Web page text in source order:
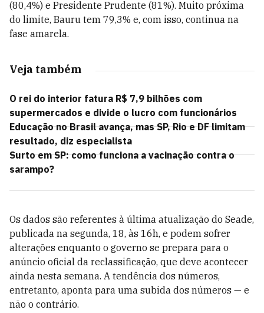
(80,4%) e Presidente Prudente (81%). Muito próxima
do limite, Bauru tem 79,3% e, com isso, continua na
fase amarela.
Veja também
O rei do interior fatura R$ 7,9 bilhões com
supermercados e divide o lucro com funcionários
Educação no Brasil avança, mas SP, Rio e DF limitam
resultado, diz especialista
Surto em SP: como funciona a vacinação contra o
sarampo?
Os dados são referentes à última atualização do Seade,
publicada na segunda, 18, às 16h, e podem sofrer
alterações enquanto o governo se prepara para o
anúncio oficial da reclassificação, que deve acontecer
ainda nesta semana. A tendência dos números,
entretanto, aponta para uma subida dos números — e
não o contrário.